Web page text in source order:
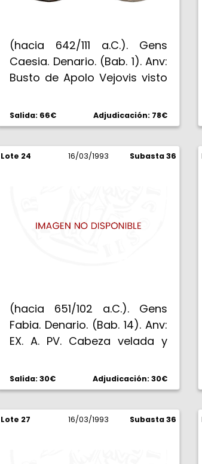
(hacia 642/111 a.C.). Gens
Caesia. Denario. (Bab. 1). Anv:
Busto de Apolo Vejovis visto
rayo, detrás . Rev: L. C SI. Los
Lares sentados, con un perro
entre ambos, arriba cabeza
de Vulcano a izquierda con
Salida: 66€ Adjudicación: 78€
Lote 24 16/03/1993 Subasta 36
(hacia 651/102 a.C.). Gens
Fabia. Denario. (Bab. 14). Anv:
EX. A. PV. Cabeza velada y
Victoria en biga, delante
cigüeña, B bajo los caballos.
3,99 g. Escasa. MBC-.
Salida: 30€ Adjudicación: 30€
Lote 27 16/03/1993 Subasta 36